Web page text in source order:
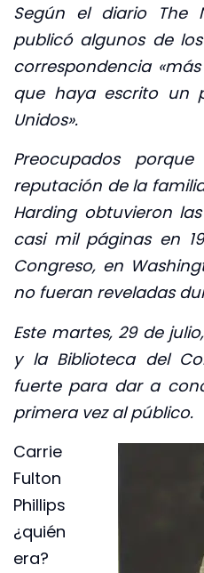
Según el diario The
publicó algunos de
correspondencia
que haya escrito un
Unidos».
Preocupados
reputación de la
Harding obtuvieron
casi mil páginas en
Congreso, en
no fueran reveladas
Este martes, 29 de
y la Biblioteca del
fuerte para dar a
primera vez al público.
Carrie
Fulton
Phillips
¿quién
era?